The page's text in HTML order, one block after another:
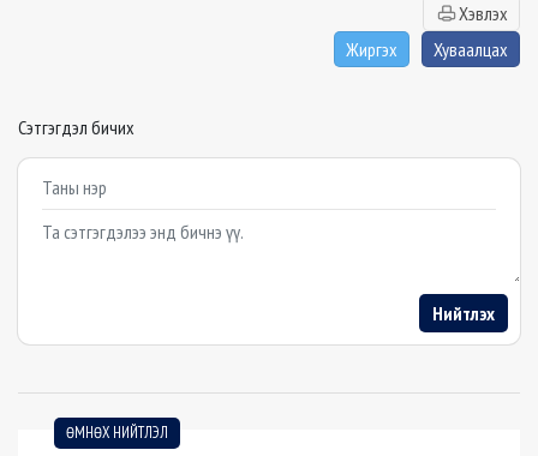
Хэвлэх
Жиргэх
Хуваалцах
Сэтгэгдэл бичих
Example textarea
Нийтлэх
ӨМНӨХ НИЙТЛЭЛ